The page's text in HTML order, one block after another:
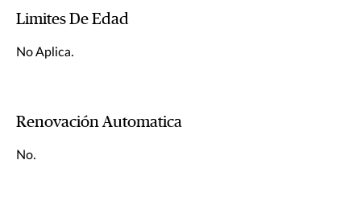
Limites De Edad
No Aplica.
Renovación Automatica
No.